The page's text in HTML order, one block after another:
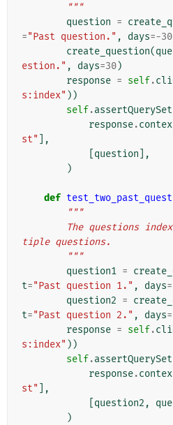
        """
question =
="Past question." , days=-30
create_question(
estion." , days=30)
response = self.
s:index" ))
self.
response.
st"
],
question ],
)
def
"""
tiple questions.
        """
question1 =
t="Past question 1." , days
question2 =
t="Past question 2." , days
response = self.
s:index" ))
self.
response.
st"
],
question2 ,
)